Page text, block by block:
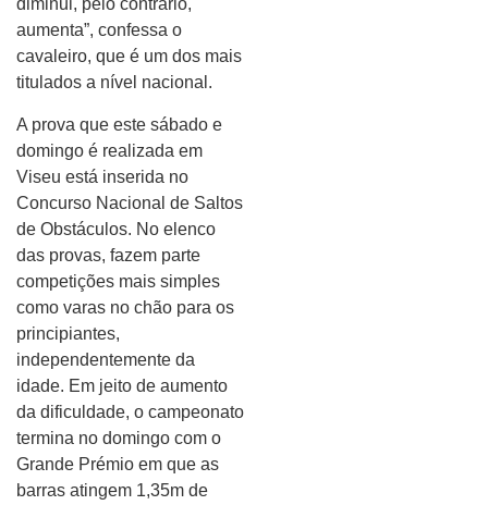
diminui, pelo contrário,
aumenta”, confessa o
cavaleiro, que é um dos mais
titulados a nível nacional.
A prova que este sábado e
domingo é realizada em
Viseu está inserida no
Concurso Nacional de Saltos
de Obstáculos. No elenco
das provas, fazem parte
competições mais simples
como varas no chão para os
principiantes,
independentemente da
idade. Em jeito de aumento
da dificuldade, o campeonato
termina no domingo com o
Grande Prémio em que as
barras atingem 1,35m de